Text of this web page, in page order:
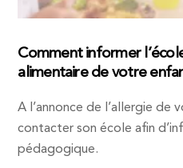
Comment informer
alimentaire de votre
A l’annonce de l’allergie de
contacter son école afin
pédagogique.